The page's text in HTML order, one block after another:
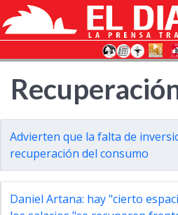
Advierten que la falta de
recuperación del consumo
Daniel Artana: hay "cierto